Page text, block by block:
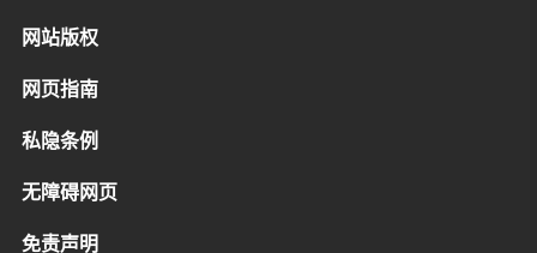
网站版权
网页指南
私隐条例
无障碍网页
免责声明